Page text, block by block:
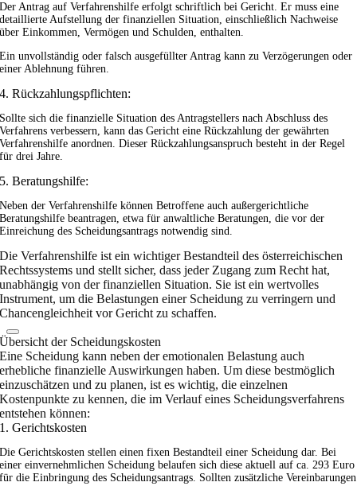
Der Antrag auf Verfahrenshilfe erfolgt schriftlich bei Gericht. Er muss eine
detaillierte Aufstellung der finanziellen Situation, einschließlich Nachweise
über Einkommen, Vermögen und Schulden, enthalten.
Ein unvollständig oder falsch ausgefüllter Antrag kann zu Verzögerungen oder
einer Ablehnung führen.
4. Rückzahlungspflichten:
Sollte sich die finanzielle Situation des Antragstellers nach Abschluss des
Verfahrens verbessern, kann das Gericht eine Rückzahlung der gewährten
Verfahrenshilfe anordnen. Dieser Rückzahlungsanspruch besteht in der Regel
für drei Jahre.
5. Beratungshilfe:
Neben der Verfahrenshilfe können Betroffene auch außergerichtliche
Beratungshilfe beantragen, etwa für anwaltliche Beratungen, die vor der
Einreichung des Scheidungsantrags notwendig sind.
Die Verfahrenshilfe ist ein wichtiger Bestandteil des österreichischen
Rechtssystems und stellt sicher, dass jeder Zugang zum Recht hat,
unabhängig von der finanziellen Situation. Sie ist ein wertvolles
Instrument, um die Belastungen einer Scheidung zu verringern und
Chancengleichheit vor Gericht zu schaffen.
Übersicht der Scheidungskosten
Eine Scheidung kann neben der emotionalen Belastung auch
erhebliche finanzielle Auswirkungen haben. Um diese bestmöglich
einzuschätzen und zu planen, ist es wichtig, die einzelnen
Kostenpunkte zu kennen, die im Verlauf eines Scheidungsverfahrens
entstehen können:
1. Gerichtskosten
Die Gerichtskosten stellen einen fixen Bestandteil einer Scheidung dar. Bei
einer einvernehmlichen Scheidung belaufen sich diese aktuell auf ca. 293 Euro
für die Einbringung des Scheidungsantrags. Sollten zusätzliche Vereinbarungen